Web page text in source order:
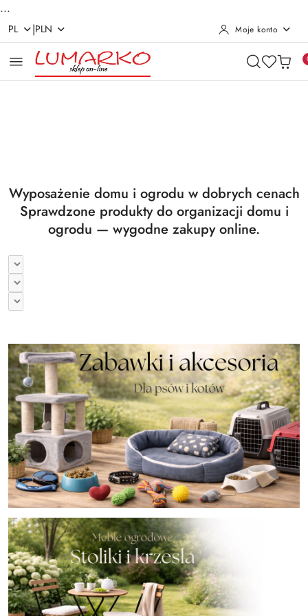
...
Przejdź do treści głównej
Przejdź do wyszukiwarki
Przejdź do moje konto
Przejdź do menu głównego
Przejdź do stopki
PL |PLN Moje konto
Wyposażenie domu i ogrodu w dobrych cenach
Sprawdzone produkty do organizacji domu i
ogrodu — wygodne zakupy online.